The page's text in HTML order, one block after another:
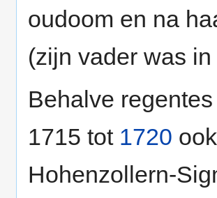
oudoom en na
(zijn vader was
Behalve
1715 tot 1720
Hohenzollern-